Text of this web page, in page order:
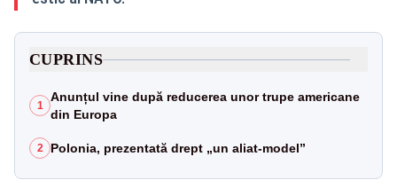
CUPRINS
1
Anunțul vine după reducerea unor trupe americane
din Europa
2 Polonia, prezentată drept „un aliat-model”